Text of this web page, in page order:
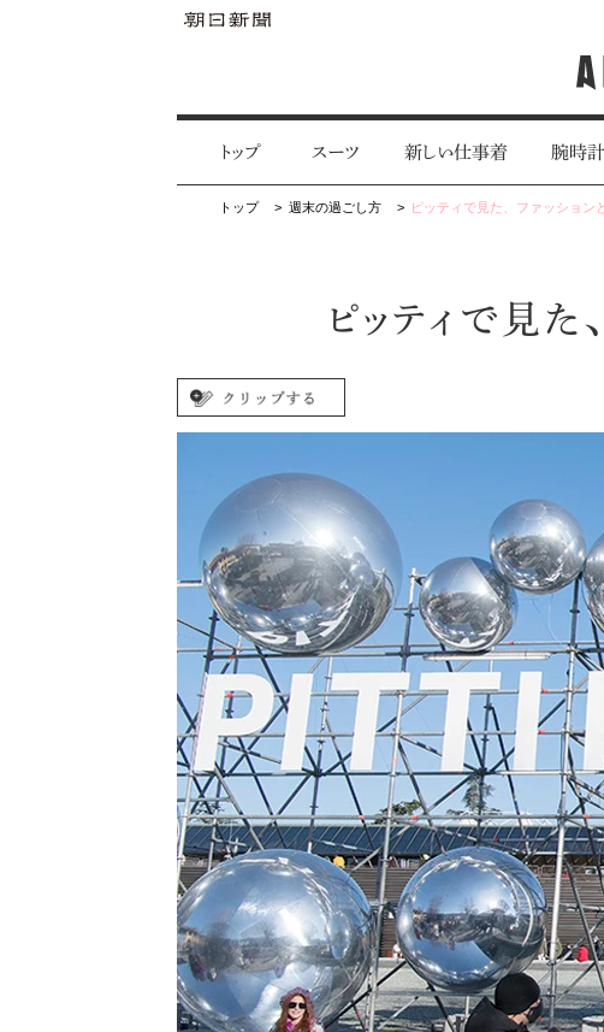
トップ スーツ 新しい仕事着 腕時計
トップ 週末の過ごし方 ピッティで見た、ファッション
ピッティで見た